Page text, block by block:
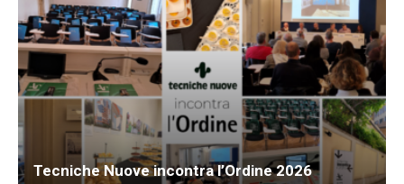
Tecniche Nuove incontra l’Ordine 2026